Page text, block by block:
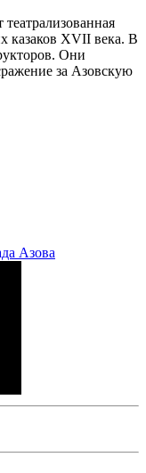
казаков XVII века. В
Они
за Азовскую
Азова